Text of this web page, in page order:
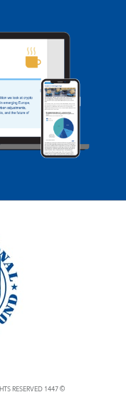
© 1447 INTERNATIONAL MONETARY FUND. ALL RIGHTS RESERVED.